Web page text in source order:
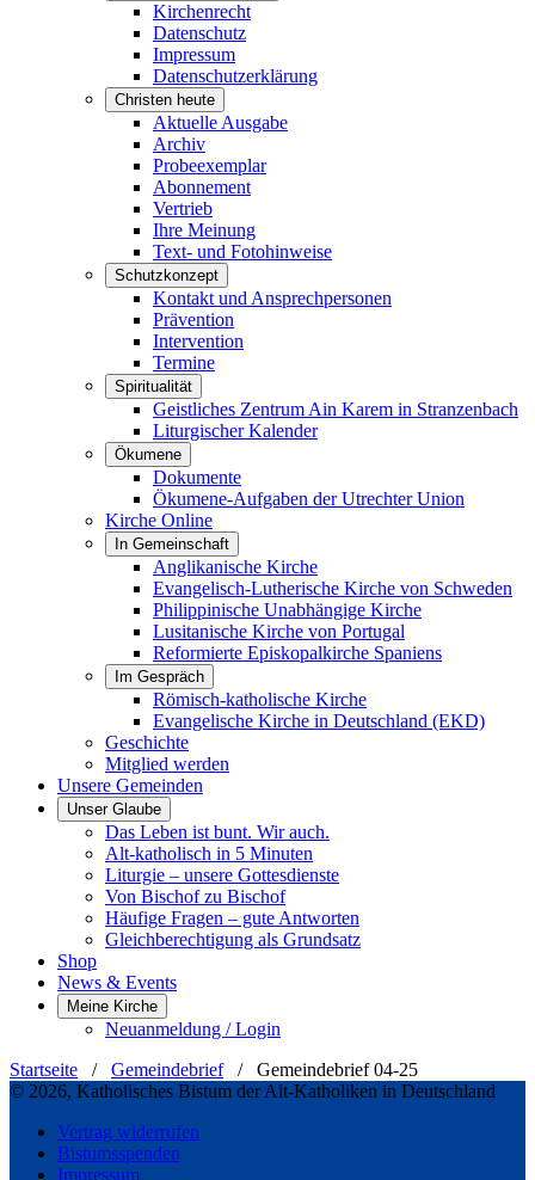
Kirchenrecht
Datenschutz
Impressum
Datenschutzerklärung
Christen heute
Aktuelle Ausgabe
Archiv
Probeexemplar
Abonnement
Vertrieb
Ihre Meinung
Text- und Fotohinweise
Schutzkonzept
Kontakt und Ansprechpersonen
Prävention
Intervention
Termine
Spiritualität
Geistliches Zentrum Ain Karem in Stranzenbach
Liturgischer Kalender
Ökumene
Dokumente
Ökumene-Aufgaben der Utrechter Union
Kirche Online
In Gemeinschaft
Anglikanische Kirche
Evangelisch-Lutherische Kirche von Schweden
Philippinische Unabhängige Kirche
Lusitanische Kirche von Portugal
Reformierte Episkopalkirche Spaniens
Im Gespräch
Römisch-katholische Kirche
Evangelische Kirche in Deutschland (EKD)
Geschichte
Mitglied werden
Unsere Gemeinden
Unser Glaube
Das Leben ist bunt. Wir auch.
Alt-katholisch in 5 Minuten
Liturgie – unsere Gottesdienste
Von Bischof zu Bischof
Häufige Fragen – gute Antworten
Gleichberechtigung als Grundsatz
Shop
News & Events
Meine Kirche
Neuanmeldung / Login
Startseite / Gemeindebrief/ Gemeindebrief 04-25
© 2026, Katholisches Bistum der Alt-Katholiken in Deutschland
Vertrag widerrufen
Bistumsspenden
Impressum